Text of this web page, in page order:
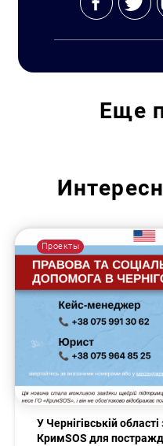
Еще
Проекты
У Чернігівській
КримSOS для